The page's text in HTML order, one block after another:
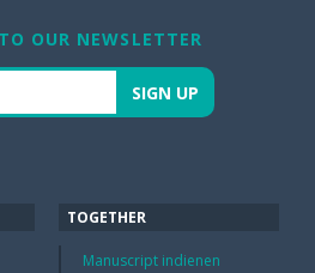
OUR NEWSLETTER
TOGETHER
Manuscript indienen